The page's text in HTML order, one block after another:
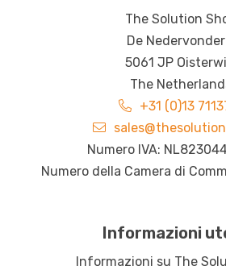
The Solution
De
5061 JP
The
+31 (0)13
Numero IVA:
Numero della Camera di
Informazioni
Informazioni su The